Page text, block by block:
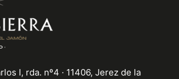
I, rda. nº4 · 11406, Jerez de la